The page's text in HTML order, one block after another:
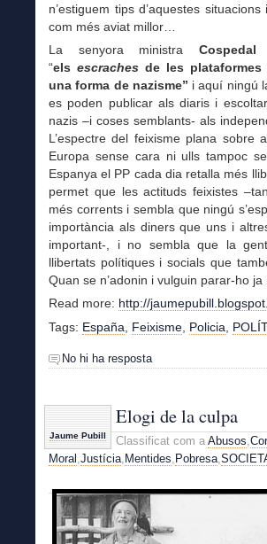
n’estiguem tips d’aquestes
com més aviat millor…
La senyora ministra Cospedal
“els escrachesde les plataformes
una forma de nazisme” i aquí ningú
es poden publicar als diaris i
nazis –i coses semblants- als
L’espectre del feixisme plana sobre
Europa sense cara ni ulls tampoc
Espanya el PP cada dia retalla més
permet que les actituds feixistes
més corrents i sembla que ningú
importància als diners que uns i
important-, i no sembla que la
llibertats polítiques i socials que
Quan se n’adonin i vulguin parar-ho
Read more: http://
Tags: España Feixisme Policia
No hi ha resposta
Jaume Pubill
Elogi de la culpa
Classificat com a Abusos,
Moral ,Justícia, Mentides, Pobresa,